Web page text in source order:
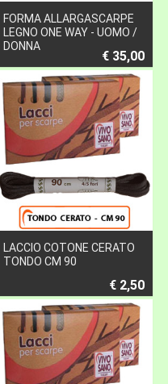
FORMA ALLARGASCARPE
LEGNO ONE WAY - UOMO /
DONNA
€ 35,00
LACCIO COTONE CERATO
TONDO CM 90
€ 2,50